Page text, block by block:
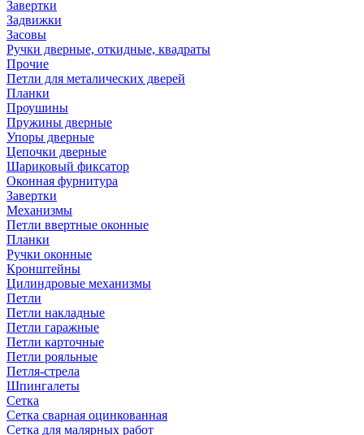
Завертки
Задвижки
Засовы
Ручки дверные, откидные, квадраты
Прочие
Петли для металических дверей
Планки
Проушины
Пружины дверные
Упоры дверные
Цепочки дверные
Шариковый фиксатор
Оконная фурнитура
Завертки
Механизмы
Петли ввертные оконные
Планки
Ручки оконные
Кронштейны
Цилиндровые механизмы
Петли
Петли накладные
Петли гаражные
Петли карточные
Петли рояльные
Петля-стрела
Шпингалеты
Сетка
Сетка сварная оцинкованная
Сетка для малярных работ